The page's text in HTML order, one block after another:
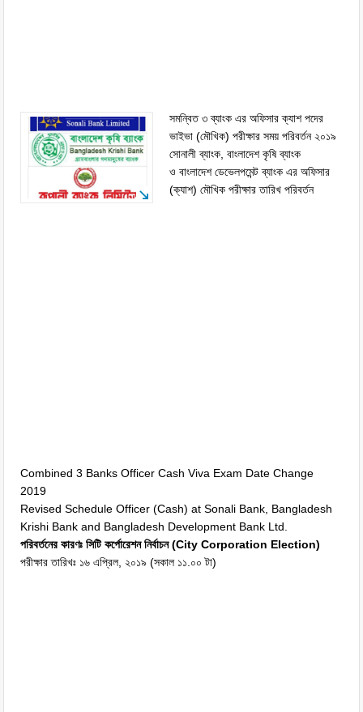
সমন্বিত ৩ ব্যাংক এর অফিসার ক্যাশ পদের
ভাইভা (মৌখিক) পরীক্ষার সময় পরিবর্তন ২০১৯
সোনালী ব্যাংক, বাংলাদেশ কৃষি ব্যাংক
ও বাংলাদেশ ডেভেলপমেন্ট ব্যাংক এর অফিসার
(ক্যাশ) মৌখিক পরীক্ষার তারিখ পরিবর্তন
Combined 3 Banks Officer Cash Viva Exam Date Change
2019
Revised Schedule Officer (Cash) at Sonali Bank, Bangladesh
Krishi Bank and Bangladesh Development Bank Ltd.
পরিবর্তনের কারণঃ সিটি কর্পোরেশন নির্বাচন (City Corporation Election)
পরীক্ষার তারিখঃ ১৬ এপ্রিল, ২০১৯ (সকাল ১১.০০ টা)